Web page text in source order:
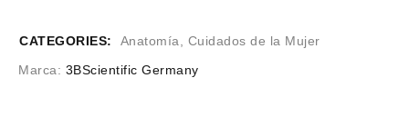
CATEGORIES: Anatomía, Cuidados de la Mujer
Marca: 3BScientific Germany